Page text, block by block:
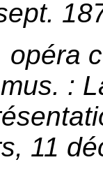
opéra
:
11